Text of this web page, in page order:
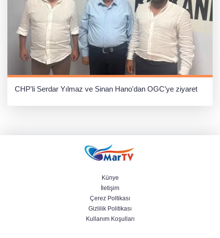
CHP'li Serdar Yılmaz ve Sinan Hano'dan OGC’ye ziyaret
Künye
İletişim
Çerez Poltikası
Gizlilik Politikası
Kullanım Koşulları